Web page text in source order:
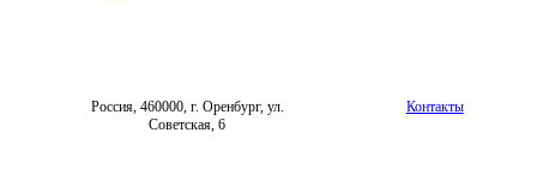
Россия, 460000, г. Оренбург, ул.
Советская, 6
Контакты